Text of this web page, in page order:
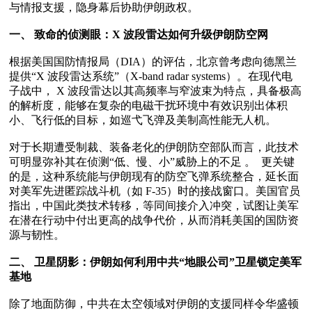
与情报支援，隐身幕后协助伊朗政权。
一、 致命的侦测眼：X 波段雷达如何升级伊朗防空网
根据美国国防情报局（DIA）的评估，北京曾考虑向德黑兰
提供“X 波段雷达系统”（X-band radar systems）。在现代电
子战中， X 波段雷达以其高频率与窄波束为特点，具备极高
的解析度，能够在复杂的电磁干扰环境中有效识别出体积
小、飞行低的目标，如巡弋飞弹及美制高性能无人机。
对于长期遭受制裁、装备老化的伊朗防空部队而言，此技术
可明显弥补其在侦测“低、慢、小”威胁上的不足 。  更关键
的是，这种系统能与伊朗现有的防空飞弹系统整合，延长面
对美军先进匿踪战斗机（如 F-35）时的接战窗口。美国官员
指出，中国此类技术转移，等同间接介入冲突，试图让美军
在潜在行动中付出更高的战争代价，从而消耗美国的国防资
源与韧性。
二、 卫星阴影：伊朗如何利用中共“地眼公司”卫星锁定美军
基地
除了地面防御，中共在太空领域对伊朗的支援同样令华盛顿